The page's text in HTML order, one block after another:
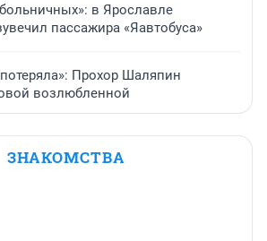
в Ярославле
пассажира «Яавтобуса»
Прохор Шаляпин
возлюбленной
ЗНАКОМСТВА